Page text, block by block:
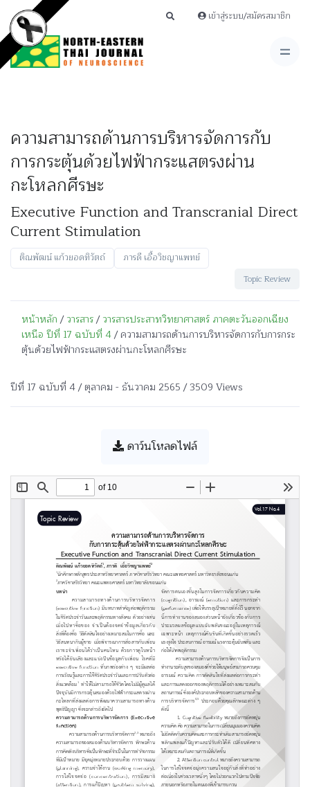
เข้าสู่ระบบ/สมัครสมาชิก
ความสามารถด้านการบริหารจัดการกับ
การกระตุ้นด้วยไฟฟ้ากระแสตรงผ่าน
กะโหลกศีรษะ
Executive Function and Transcranial Direct
Current Stimulation
ติณพัฒน์ แก้วยอดทิวัตถ์
ภารดี เอื้อวิชญาแพทย์
Topic Review
หน้าหลัก/วารสาร/วารสารประสาทวิทยาศาสตร์ ภาคตะวันออกเฉียง
เหนือ ปีที่ 17 ฉบับที่ 4/ ความสามารถด้านการบริหารจัดการกับการกระ
ตุ้นด้วยไฟฟ้ากระแสตรงผ่านกะโหลกศีรษะ
ปีที่ 17 ฉบับที่ 4 / ตุลาคม - ธันวาคม 2565 / 3509 Views
ดาว์นโหลดไฟล์